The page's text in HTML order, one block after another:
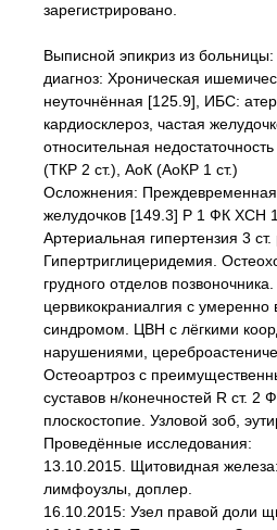
зарегистрировано.
Выписной эпикриз из
диагноз: Хроническая
неуточнённая [125.9], ИБС:
кардиосклероз, частая
относительная
(ТКР 2 ст.), АоК (АоКР 1 ст.)
Осложнения:
желудочков [149.3] Р 1 ФК XCH
Артериальная гипертензия 3 ст.
Гипертриглицеридемия.
грудного отделов
цервикокраниалгия с
синдромом. ЦВН с лёгкими
нарушениями,
Остеоартроз с
суставов н/конечностей R ст.
плоскостопие. Узловой зоб,
Проведённые исследования:
13.10.2015. Щитовидная
лимфоузлы, доплер.
16.10.2015: Узел правой доли